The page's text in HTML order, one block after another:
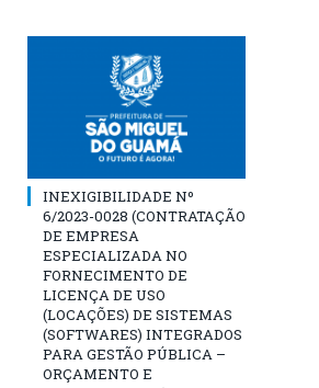
INEXIGIBILIDADE Nº
6/2023-0028 (CONTRATAÇÃO
DE EMPRESA
ESPECIALIZADA NO
FORNECIMENTO DE
LICENÇA DE USO
(LOCAÇÕES) DE SISTEMAS
(SOFTWARES) INTEGRADOS
PARA GESTÃO PÚBLICA –
ORÇAMENTO E